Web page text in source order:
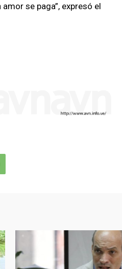
se paga”, expresó el